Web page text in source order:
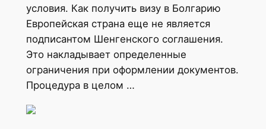
условия. Как получить визу в Болгарию
Европейская страна еще не является
подписантом Шенгенского соглашения.
Это накладывает определенные
ограничения при оформлении документов.
Процедура в целом …